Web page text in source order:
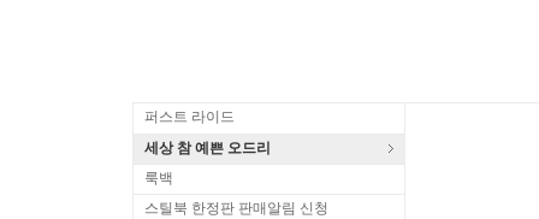
퍼스트 라이드
세상 참 예쁜 오드리
룩백
스틸북 한정판 판매알림 신청